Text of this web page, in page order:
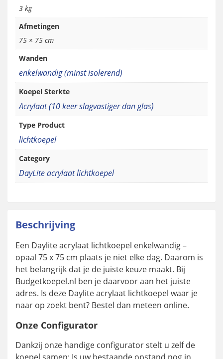
3 kg
Afmetingen
75 × 75 cm
Wanden
enkelwandig (minst isolerend)
Koepel Sterkte
Acrylaat (10 keer slagvastiger dan glas)
Type Product
lichtkoepel
Category
DayLite acrylaat lichtkoepel
Beschrijving
Een Daylite acrylaat lichtkoepel enkelwandig –
opaal 75 x 75 cm plaats je niet elke dag. Daarom is
het belangrijk dat je de juiste keuze maakt. Bij
Budgetkoepel.nl ben je daarvoor aan het juiste
adres. Is deze Daylite acrylaat lichtkoepel waar je
naar op zoekt bent? Bestel dan meteen online.
Onze Configurator
Dankzij onze handige configurator stelt u zelf de